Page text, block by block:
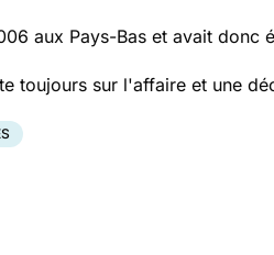
aux Pays-Bas et avait donc
toujours sur l'affaire et une